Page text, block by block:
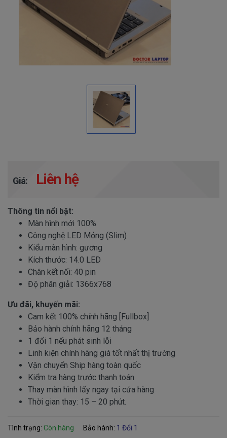
Giá: Liên hệ
Thông tin nổi bật:
Màn hình mới 100%
Công nghệ LED Mỏng (Slim)
Kiểu màn hình: gương
Kích thước: 14.0 LED
Chân kết nối: 40 pin
Độ phân giải: 1366x768
Ưu đãi, khuyến mãi:
Cam kết 100% chính hãng [Fullbox]
Bảo hành chính hãng 12 tháng
1 đổi 1 nếu phát sinh lỗi
Linh kiện chính hãng giá tốt nhất thị trường
Vận chuyển Ship hàng toàn quốc
Kiểm tra hàng trước thanh toán
Thay màn hình lấy ngay tại cửa hàng
Thời gian thay: 15 – 20 phút.
Tình trạng: Còn hàng Bảo hành: 1 Đổi 1